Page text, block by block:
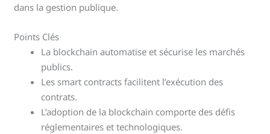
dans la gestion publique.
Points Clés
La blockchain automatise et sécurise les marchés
publics.
Les smart contracts facilitent l’exécution des
contrats.
L’adoption de la blockchain comporte des défis
réglementaires et technologiques.